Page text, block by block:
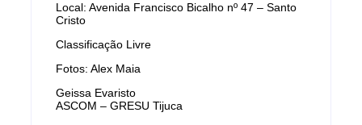
Local: Avenida Francisco Bicalho nº 47 – Santo
Cristo
Classificação Livre
Fotos: Alex Maia
Geissa Evaristo
ASCOM – GRESU Tijuca